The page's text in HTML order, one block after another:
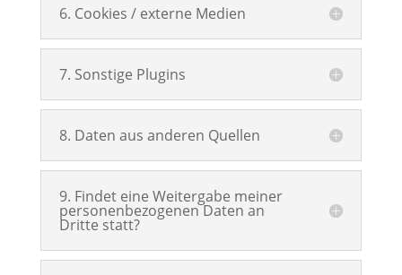
6. Cookies / externe Medien
7. Sonstige Plugins
8. Daten aus anderen Quellen
9. Findet eine Weitergabe meiner
personenbezogenen Daten an
Dritte statt?